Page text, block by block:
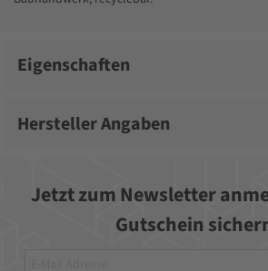
Eigenschaften
Hersteller Angaben
Jetzt zum Newsletter
Gutschein